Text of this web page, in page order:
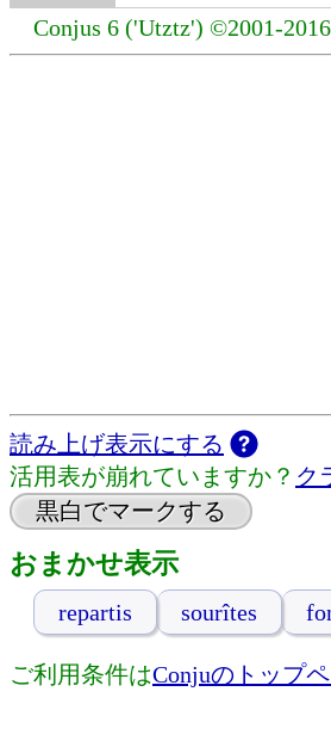
Conjus 6 ('Utztz') ©2001-
読み上げ表示にする
活用表が崩れていますか？ ク
黒白でマークする
おまかせ表示
repartis sourîtes
ご利用条件はConjuのトップ